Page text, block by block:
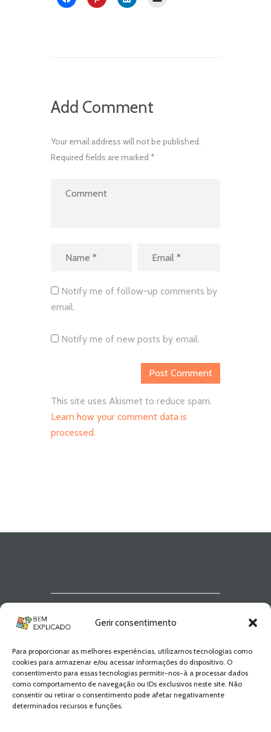
Gerir consentimento
Para proporcionar as melhores experiências, utilizamos tecnologias como
cookies para armazenar e/ou acessar informações do dispositivo. O
consentimento para essas tecnologias permitir-nos-à a processar dados
como comportamento de navegação ou IDs exclusivos neste site. Não
consentir ou retirar o consentimento pode afetar negativamente
determinados recursos e funções.
Add Comment
Your email address will not be published.
Required fields are marked *
Notify me of follow-up comments by
email.
Notify me of new posts by email.
This site uses Akismet to reduce spam.
Learn how your comment data is
processed.
Newsletter Bem
Explicado
Fica a par de todas as novidades! Zero
Spam, apenas novidades e novos
conteúdos!